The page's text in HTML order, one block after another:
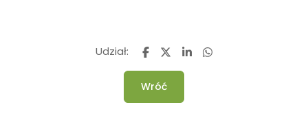
Udział:
Wróć